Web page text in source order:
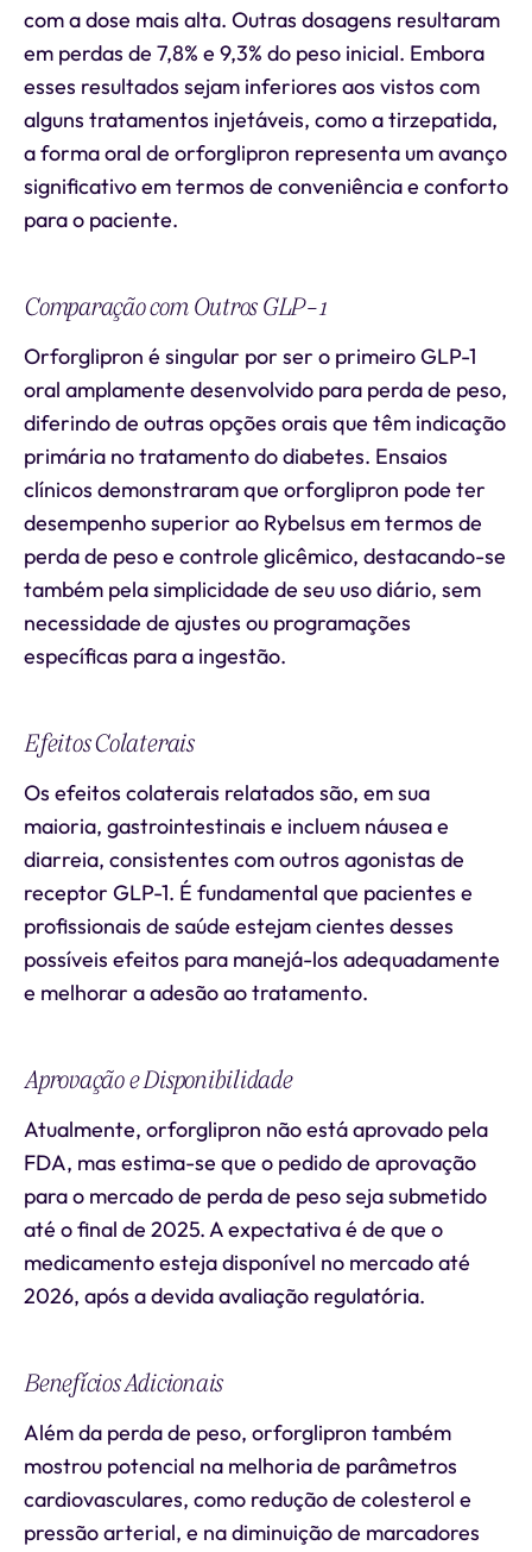
com a dose mais alta. Outras dosagens resultaram
em perdas de 7,8% e 9,3% do peso inicial. Embora
esses resultados sejam inferiores aos vistos com
alguns tratamentos injetáveis, como a tirzepatida,
a forma oral de orforglipron representa um avanço
significativo em termos de conveniência e conforto
para o paciente.
Comparação com Outros GLP-1
Orforglipron é singular por ser o primeiro GLP-1
oral amplamente desenvolvido para perda de peso,
diferindo de outras opções orais que têm indicação
primária no tratamento do diabetes. Ensaios
clínicos demonstraram que orforglipron pode ter
desempenho superior ao Rybelsus em termos de
perda de peso e controle glicêmico, destacando-se
também pela simplicidade de seu uso diário, sem
necessidade de ajustes ou programações
específicas para a ingestão.
Efeitos Colaterais
Os efeitos colaterais relatados são, em sua
maioria, gastrointestinais e incluem náusea e
diarreia, consistentes com outros agonistas de
receptor GLP-1. É fundamental que pacientes e
profissionais de saúde estejam cientes desses
possíveis efeitos para manejá-los adequadamente
e melhorar a adesão ao tratamento.
Aprovação e Disponibilidade
Atualmente, orforglipron não está aprovado pela
FDA, mas estima-se que o pedido de aprovação
para o mercado de perda de peso seja submetido
até o final de 2025. A expectativa é de que o
medicamento esteja disponível no mercado até
2026, após a devida avaliação regulatória.
Benefícios Adicionais
Além da perda de peso, orforglipron também
mostrou potencial na melhoria de parâmetros
cardiovasculares, como redução de colesterol e
pressão arterial, e na diminuição de marcadores